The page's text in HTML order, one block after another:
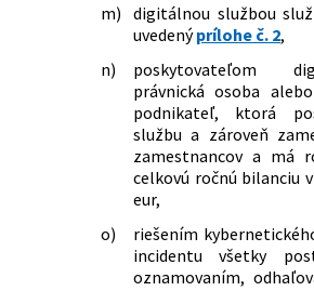
m) digitálnou službou
uvedenýprílohe č. 2,
n)
poskytovateľom
právnická osoba
podnikateľ, ktorá
službu a zároveň
zamestnancov a má
celkovú ročnú bilanciu
eur,
o)
riešením
incidentu všetky
oznamovaním,